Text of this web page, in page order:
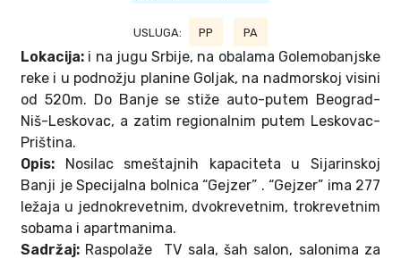
USLUGA: PP PA
Lokacija: i na jugu Srbije, na obalama Golemobanjske
reke i u podnožju planine Goljak, na nadmorskoj visini
od 520m. Do Banje se stiže auto-putem Beograd-
Niš-Leskovac, a zatim regionalnim putem Leskovac-
Priština.
Opis: Nosilac smeštajnih kapaciteta u Sijarinskoj
Banji je Specijalna bolnica “Gejzer” . “Gejzer” ima 277
ležaja u jednokrevetnim, dvokrevetnim, trokrevetnim
sobama i apartmanima.
Sadržaj: Raspolaže TV sala, šah salon, salonima za